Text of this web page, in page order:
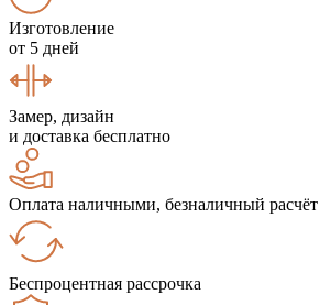
Изготовление
от 5 дней
Замер, дизайн
и доставка бесплатно
Оплата наличными, безналичный расчёт
Беспроцентная рассрочка